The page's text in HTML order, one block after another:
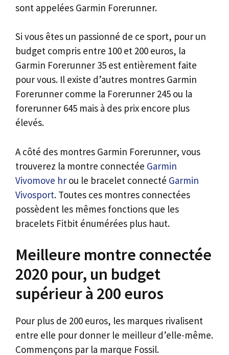
sont appelées Garmin Forerunner.
Si vous êtes un passionné de ce sport, pour un
budget compris entre 100 et 200 euros, la
Garmin Forerunner 35 est entièrement faite
pour vous. Il existe d’autres montres Garmin
Forerunner comme la Forerunner 245 ou la
forerunner 645 mais à des prix encore plus
élevés.
A côté des montres Garmin Forerunner, vous
trouverez la montre connectée Garmin
Vivomove hr ou le bracelet connecté Garmin
Vivosport. Toutes ces montres connectées
possèdent les mêmes fonctions que les
bracelets Fitbit énumérées plus haut.
Meilleure montre connectée
2020 pour, un budget
supérieur à 200 euros
Pour plus de 200 euros, les marques rivalisent
entre elle pour donner le meilleur d’elle-même.
Commençons par la marque Fossil.